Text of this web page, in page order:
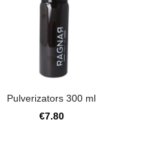
Pulverizators 300 ml
€7.80